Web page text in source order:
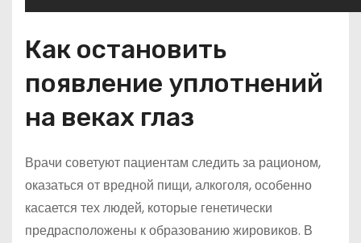
Как остановить
появление уплотнений
на веках глаз
Врачи советуют пациентам следить за рационом,
оказаться от вредной пищи, алкоголя, особенно
касается тех людей, которые генетически
предрасположены к образованию жировиков. В